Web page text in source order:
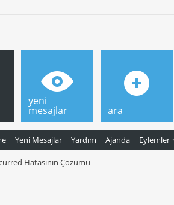
Yeni Mesajlar Yardım Ajanda Eylemler
yeni
mesajlar ara
Hatasının Çözümü